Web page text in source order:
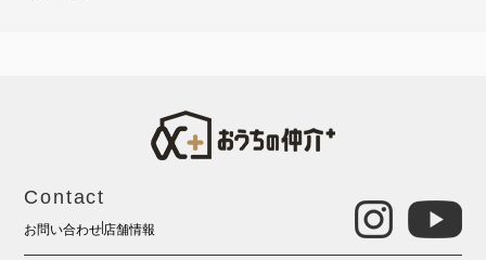
Contact
お問い合わせ 店舗情報